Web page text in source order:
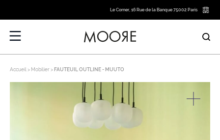
Le Corner, 16 Rue de la Banque 75002 Paris
Accueil Mobilier FAUTEUIL OUTLINE - MUUTO